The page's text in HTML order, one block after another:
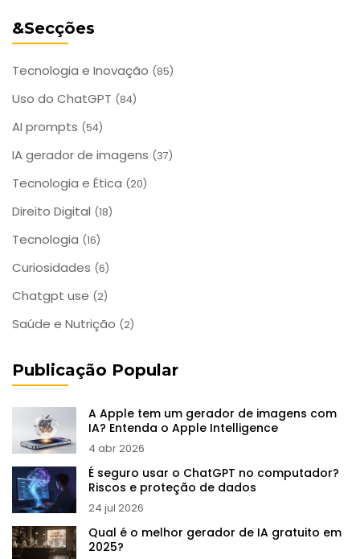
&Secções
Tecnologia e Inovação (85)
Uso do ChatGPT (84)
AI prompts (54)
IA gerador de imagens (37)
Tecnologia e Ética (20)
Direito Digital (18)
Tecnologia (16)
Curiosidades (6)
Chatgpt use (2)
Saúde e Nutrição (2)
Publicação Popular
A Apple tem um gerador de imagens com
IA? Entenda o Apple Intelligence
4 abr 2026
É seguro usar o ChatGPT no computador?
Riscos e proteção de dados
24 jul 2026
Qual é o melhor gerador de IA gratuito em
2025?